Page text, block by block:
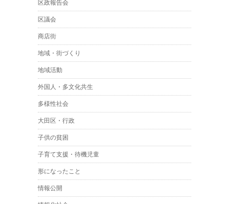
区政報告会
区議会
商店街
地域・街づくり
地域活動
外国人・多文化共生
多様性社会
大田区・行政
子供の貧困
子育て支援・待機児童
形になったこと
情報公開